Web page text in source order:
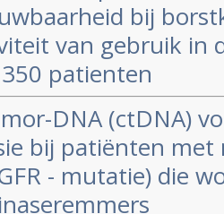
bij
van gebruik in
patienten
DNA (ctDNA)
bij patiënten met
- mutatie) die